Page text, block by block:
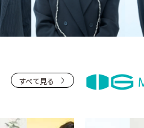
すべて見る